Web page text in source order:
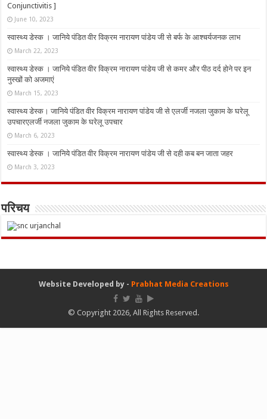
Conjunctivitis ]
June 10, 2023
स्वास्थ्य डेस्क । जानिये पंडित वीर विक्रम नारायण पांडेय जी से बर्फ के आश्चर्यजनक लाभ
March 22, 2023
स्वास्थ्य डेस्क । जानिये पंडित वीर विक्रम नारायण पांडेय जी से कमर और पीठ दर्द होने पर इन
नुस्‍खों को अजमाएं
March 15, 2023
स्वास्थ्य डेस्क। जानिये पंडित वीर विक्रम नारायण पांडेय जी से एलर्जी नजला जुकाम के घरेलू
उपचारएलर्जी नजला जुकाम के घरेलू उपचार
March 6, 2023
स्वास्थ्य डेस्क । जानिये पंडित वीर विक्रम नारायण पांडेय जी से दही कब बन जाता जहर
March 3, 2023
परिचय
Website Developed by - Prabhat Media Creations
© Copyright 2026, All Rights Reserved.